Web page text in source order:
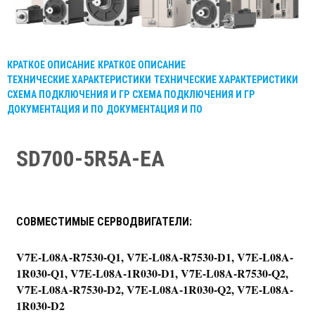
КРАТКОЕ ОПИСАНИЕ КРАТКОЕ ОПИСАНИЕ
ТЕХНИЧЕСКИЕ ХАРАКТЕРИСТИКИ ТЕХНИЧЕСКИЕ ХАРАКТЕРИСТИКИ
СХЕМА ПОДКЛЮЧЕНИЯ И ГР СХЕМА ПОДКЛЮЧЕНИЯ И ГР
ДОКУМЕНТАЦИЯ И ПО ДОКУМЕНТАЦИЯ И ПО
SD700-5R5A-EA
СОВМЕСТИМЫЕ СЕРВОДВИГАТЕЛИ:
V7E-L08A-R7530-Q1, V7E-L08A-R7530-D1, V7E-L08A-
1R030-Q1, V7E-L08A-1R030-D1, V7E-L08A-R7530-Q2,
V7E-L08A-R7530-D2, V7E-L08A-1R030-Q2, V7E-L08A-
1R030-D2